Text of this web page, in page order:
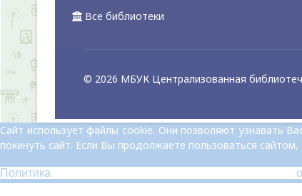
Все библиотеки
© 2026 МБУК Централизованная
Сайт использует файлы cookie. Они позволяют узнавать
покинуть сайт. Если Вы продолжаете пользоваться
Политика